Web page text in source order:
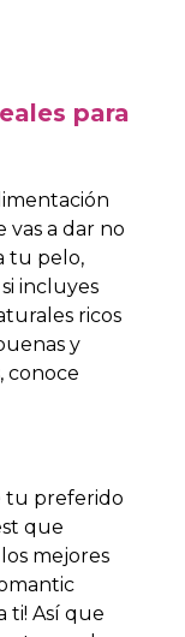
para
a dar no
tu pelo,
incluyes
ricos
y
conoce
tu preferido
que
mejores
ti! Así que